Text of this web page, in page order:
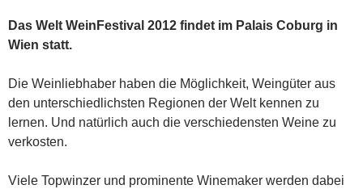
Das Welt WeinFestival 2012 findet im Palais Coburg in
Wien statt.
Die Weinliebhaber haben die Möglichkeit, Weingüter aus
den unterschiedlichsten Regionen der Welt kennen zu
lernen. Und natürlich auch die verschiedensten Weine zu
verkosten.
Viele Topwinzer und prominente Winemaker werden dabei